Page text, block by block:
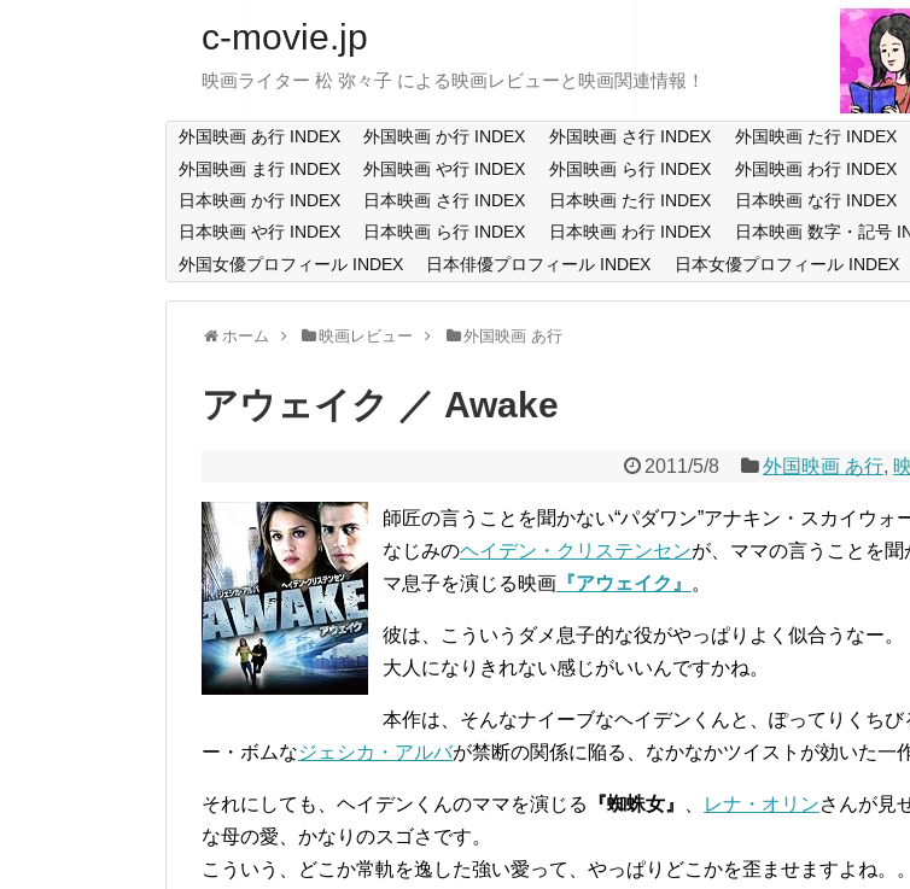
c-movie.jp
映画ライター 松 弥々子 による映画レビューと映画関連情報！
外国映画 あ行 INDEX 外国映画 か行 INDEX 外国映画 さ行 INDEX 外国映画 た行 INDEX
外国映画 ま行 INDEX
外国映画 や行 INDEX 外国映画 ら行 INDEX 外国映画 わ行 INDEX
日本映画 か行 INDEX
日本映画 さ行 INDEX 日本映画 た行 INDEX 日本映画 な行 INDEX
日本映画 や行 INDEX
日本映画 ら行 INDEX 日本映画 わ行 INDEX 日本映画 数字・記号
外国女優プロフィール INDEX
日本俳優プロフィール INDEX 日本女優プロフィール INDEX
ホーム 映画レビュー 外国映画 あ行
アウェイク ／ Awake
2011/5/8 外国映画 あ行,
師匠の言うことを聞かない“パダワン”アナキン・スカイウォ
なじみのヘイデン・クリステンセンが、ママの言うことを聞
マ息子を演じる映画 『アウェイク』 。
彼は、こういうダメ息子的な役がやっぱりよく似合うなー。
大人になりきれない感じがいいんですかね。
本作は、そんなナイーブなヘイデンくんと、ぽってりくちび
ー・ボムなジェシカ・アルバが禁断の関係に陥る、なかなかツイストが効いた一
それにしても、ヘイデンくんのママを演じる 『蜘蛛女』 レナ・オリンさんが見
な母の愛、かなりのスゴさです。
こういう、どこか常軌を逸した強い愛って、やっぱりどこかを歪ませますよね。。